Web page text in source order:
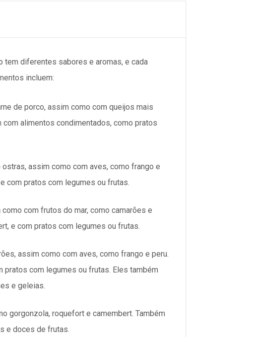
diferentes sabores e aromas, e cada
incluem:
de porco, assim como com queijos mais
alimentos condimentados, como pratos
assim como com aves, como frango e
com pratos com legumes ou frutas.
com frutos do mar, como camarões e
e com pratos com legumes ou frutas.
assim como com aves, como frango e peru.
pratos com legumes ou frutas. Eles também
e geleias.
gorgonzola, roquefort e camembert. Também
e doces de frutas.